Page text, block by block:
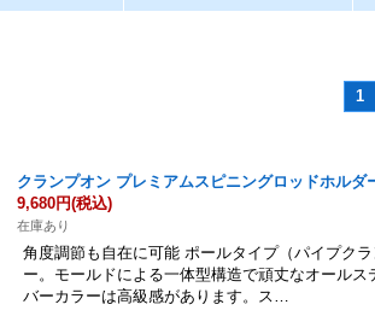
1
クランプオン プレミアムスピニングロッドホルダ
9,680円(税込)
在庫あり
角度調節も自在に可能 ポールタイプ（パイプク
ー。モールドによる一体型構造で頑丈なオール
バーカラーは高級感があります。ス…